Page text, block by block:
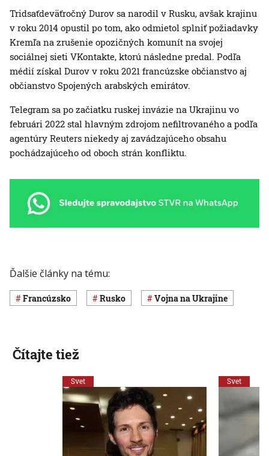
Tridsaťdeväťročný Durov sa narodil v Rusku, avšak krajinu
v roku 2014 opustil po tom, ako odmietol splniť požiadavky
Kremľa na zrušenie opozičných komunít na svojej
sociálnej sieti VKontakte, ktorú následne predal. Podľa
médií získal Durov v roku 2021 francúzske občianstvo aj
občianstvo Spojených arabských emirátov.
Telegram sa po začiatku ruskej invázie na Ukrajinu vo
februári 2022 stal hlavným zdrojom nefiltrovaného a podľa
agentúry Reuters niekedy aj zavádzajúceho obsahu
pochádzajúceho od oboch strán konfliktu.
Ďalšie články na tému:
Francúzsko Rusko vojna na Ukrajine
Čítajte tiež
Svet Svet